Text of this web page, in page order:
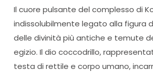
Il cuore pulsante del complesso di
indissolubilmente legato alla figura
delle divinità più antiche e temute
egizio. Il dio coccodrillo,
testa di rettile e corpo umano,